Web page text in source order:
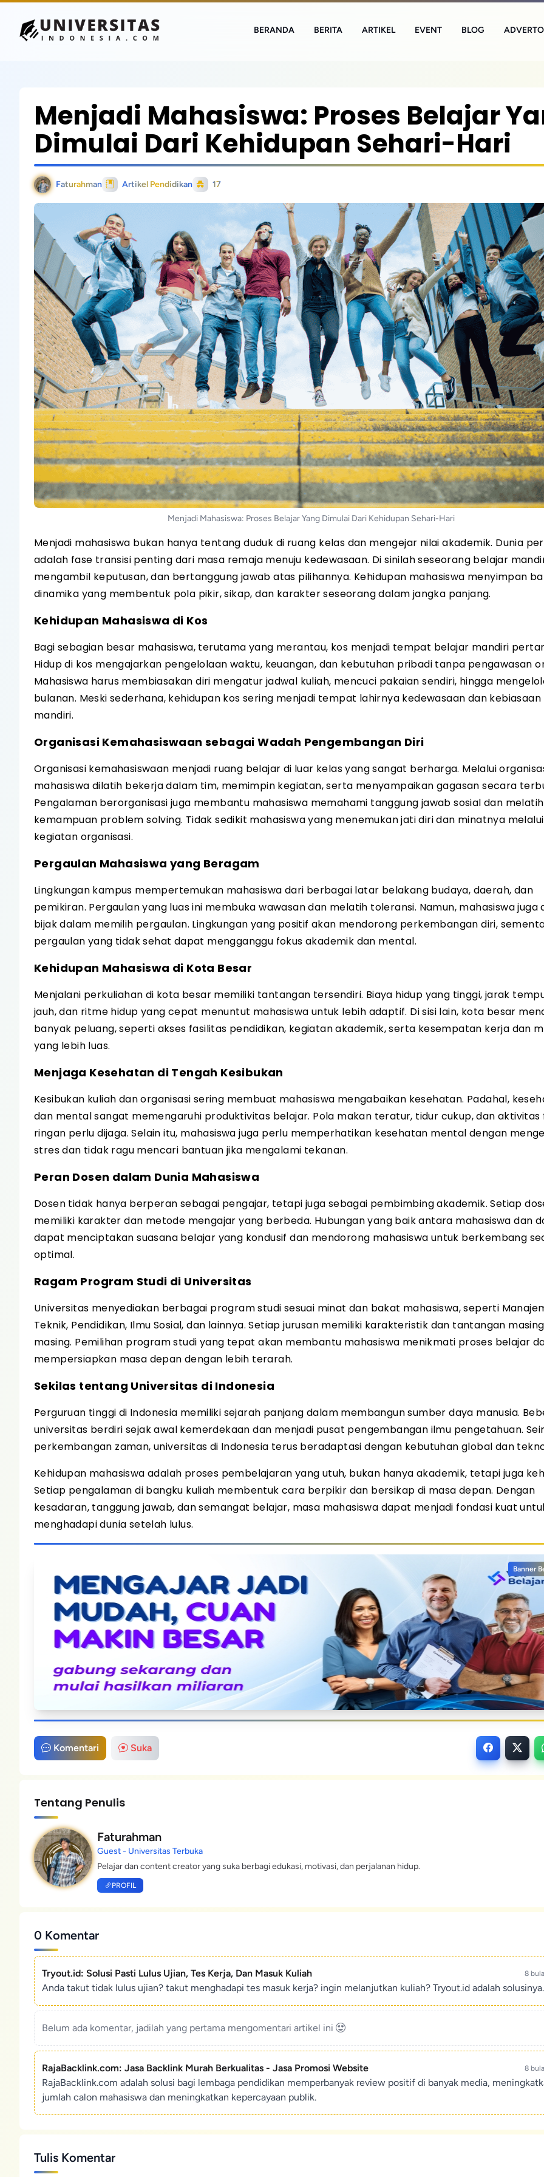
BERANDA BERITA ARTIKEL EVENT BLOG
Menjadi Mahasiswa: Proses Belajar
Dimulai Dari Kehidupan Sehari-Hari
Faturahman Artikel Pendidikan 17
Menjadi Mahasiswa: Proses Belajar Yang Dimulai Dari Kehidupan Sehari-Hari
Menjadi mahasiswa bukan hanya tentang duduk di ruang kelas dan mengejar nilai akademik. Dunia
adalah fase transisi penting dari masa remaja menuju kedewasaan. Di sinilah seseorang belajar
mengambil keputusan, dan bertanggung jawab atas pilihannya. Kehidupan mahasiswa menyimpan
dinamika yang membentuk pola pikir, sikap, dan karakter seseorang dalam jangka panjang.
Kehidupan Mahasiswa di Kos
Bagi sebagian besar mahasiswa, terutama yang merantau, kos menjadi tempat belajar mandiri
Hidup di kos mengajarkan pengelolaan waktu, keuangan, dan kebutuhan pribadi tanpa pengawasan
Mahasiswa harus membiasakan diri mengatur jadwal kuliah, mencuci pakaian sendiri, hingga
bulanan. Meski sederhana, kehidupan kos sering menjadi tempat lahirnya kedewasaan dan kebiasaan
mandiri.
Organisasi Kemahasiswaan sebagai Wadah Pengembangan Diri
Organisasi kemahasiswaan menjadi ruang belajar di luar kelas yang sangat berharga. Melalui
mahasiswa dilatih bekerja dalam tim, memimpin kegiatan, serta menyampaikan gagasan secara
Pengalaman berorganisasi juga membantu mahasiswa memahami tanggung jawab sosial dan melatih
kemampuan problem solving. Tidak sedikit mahasiswa yang menemukan jati diri dan minatnya melalui
kegiatan organisasi.
Pergaulan Mahasiswa yang Beragam
Lingkungan kampus mempertemukan mahasiswa dari berbagai latar belakang budaya, daerah, dan
pemikiran. Pergaulan yang luas ini membuka wawasan dan melatih toleransi. Namun, mahasiswa juga
bijak dalam memilih pergaulan. Lingkungan yang positif akan mendorong perkembangan diri,
pergaulan yang tidak sehat dapat mengganggu fokus akademik dan mental.
Kehidupan Mahasiswa di Kota Besar
Menjalani perkuliahan di kota besar memiliki tantangan tersendiri. Biaya hidup yang tinggi, jarak
jauh, dan ritme hidup yang cepat menuntut mahasiswa untuk lebih adaptif. Di sisi lain, kota besar
banyak peluang, seperti akses fasilitas pendidikan, kegiatan akademik, serta kesempatan kerja dan
yang lebih luas.
Menjaga Kesehatan di Tengah Kesibukan
Kesibukan kuliah dan organisasi sering membuat mahasiswa mengabaikan kesehatan. Padahal,
dan mental sangat memengaruhi produktivitas belajar. Pola makan teratur, tidur cukup, dan aktivitas
ringan perlu dijaga. Selain itu, mahasiswa juga perlu memperhatikan kesehatan mental dengan
stres dan tidak ragu mencari bantuan jika mengalami tekanan.
Peran Dosen dalam Dunia Mahasiswa
Dosen tidak hanya berperan sebagai pengajar, tetapi juga sebagai pembimbing akademik. Setiap
memiliki karakter dan metode mengajar yang berbeda. Hubungan yang baik antara mahasiswa dan
dapat menciptakan suasana belajar yang kondusif dan mendorong mahasiswa untuk berkembang
optimal.
Ragam Program Studi di Universitas
Universitas menyediakan berbagai program studi sesuai minat dan bakat mahasiswa, seperti
Teknik, Pendidikan, Ilmu Sosial, dan lainnya. Setiap jurusan memiliki karakteristik dan tantangan
masing. Pemilihan program studi yang tepat akan membantu mahasiswa menikmati proses belajar
mempersiapkan masa depan dengan lebih terarah.
Sekilas tentang Universitas di Indonesia
Perguruan tinggi di Indonesia memiliki sejarah panjang dalam membangun sumber daya manusia.
universitas berdiri sejak awal kemerdekaan dan menjadi pusat pengembangan ilmu pengetahuan.
perkembangan zaman, universitas di Indonesia terus beradaptasi dengan kebutuhan global dan
Kehidupan mahasiswa adalah proses pembelajaran yang utuh, bukan hanya akademik, tetapi juga
Setiap pengalaman di bangku kuliah membentuk cara berpikir dan bersikap di masa depan. Dengan
kesadaran, tanggung jawab, dan semangat belajar, masa mahasiswa dapat menjadi fondasi kuat
menghadapi dunia setelah lulus.
Banner
Komentari Suka
Tentang Penulis
Faturahman
Guest - Universitas Terbuka
Pelajar dan content creator yang suka berbagi edukasi, motivasi, dan perjalanan hidup.
PROFIL
0 Komentar
Tryout.id: Solusi Pasti Lulus Ujian, Tes Kerja, Dan Masuk Kuliah 8
Anda takut tidak lulus ujian? takut menghadapi tes masuk kerja? ingin melanjutkan kuliah? Tryout.id adalah solusinya.
Belum ada komentar, jadilah yang pertama mengomentari artikel ini
RajaBacklink.com: Jasa Backlink Murah Berkualitas - Jasa Promosi Website 8
RajaBacklink.com adalah solusi bagi lembaga pendidikan memperbanyak review positif di banyak media,
jumlah calon mahasiswa dan meningkatkan kepercayaan publik.
Tulis Komentar